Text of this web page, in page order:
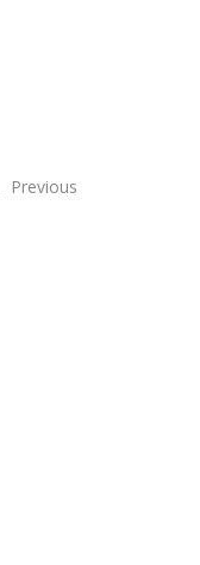
Previous